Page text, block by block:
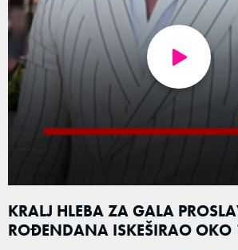
KRALJ HLEBA ZA GALA
ROĐENDANA ISKEŠIRAO